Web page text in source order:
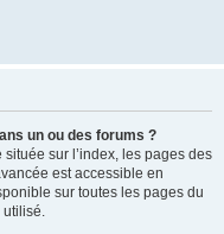
un ou des forums ?
sur l’index, les pages des
est accessible en
sur toutes les pages du
utilisé.